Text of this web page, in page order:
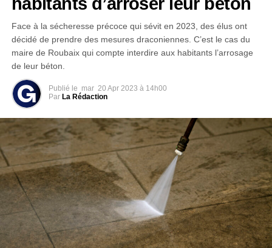
Face à la sécheresse précoce qui sévit en 2023, des élus ont
décidé de prendre des mesures draconiennes. C’est le cas du
maire de Roubaix qui compte interdire aux habitants l’arrosage
de leur béton.
Publié le mar 20 Apr 2023 à 14h00
Par La Rédaction